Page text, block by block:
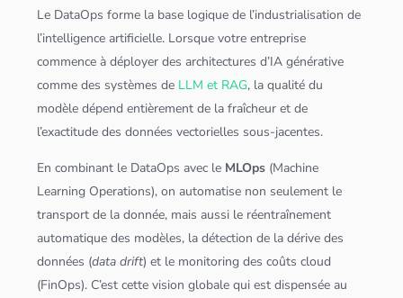
Le DataOps forme la base logique de l’industrialisation de
l’intelligence artificielle. Lorsque votre entreprise
commence à déployer des architectures d’IA générative
comme des systèmes de LLM et RAG, la qualité du
modèle dépend entièrement de la fraîcheur et de
l’exactitude desdonnées vectorielles sous-jacentes.
En combinant le DataOps avec le MLOps (Machine
Learning Operations), on automatise non seulement le
transport de la donnée, mais aussi le réentraînement
automatique des modèles, la détection de la dérive des
données (data drift) et le monitoring des coûtscloud
(FinOps). C’est cette vision globale qui est dispensée au